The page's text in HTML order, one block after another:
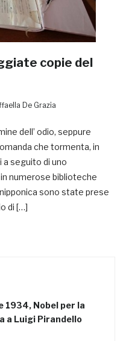
copie del
De Grazia
dell’ odio, seppure
che tormenta, in
seguito di uno
numerose biblioteche
sono state prese
di […]
1934, Nobel per la
a Luigi Pirandello